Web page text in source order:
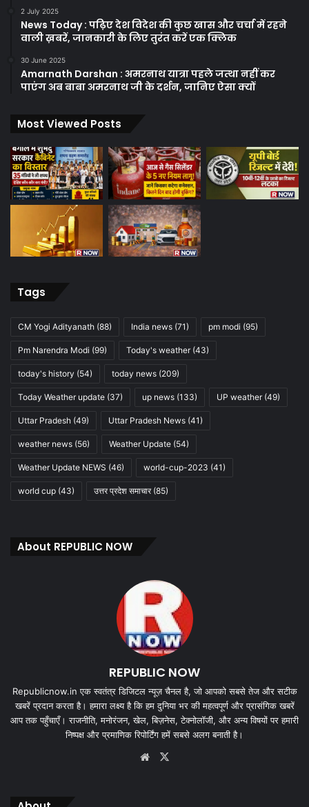
2 July 2025
News Today : पढ़िए देश विदेश की कुछ खास और चर्चा में रहने
वाली ख़बरें, जानकारी के लिए तुरंत करें एक क्लिक
30 June 2025
Amarnath Darshan : अमरनाथ यात्रा पहले जत्था नहीं कर
पाएंग अब बाबा अमरनाथ जी के दर्शन, जानिए ऐसा क्यों
Most Viewed Posts
Tags
CM Yogi Adityanath (88) India news (71) pm modi (95)
Pm Narendra Modi (99) Today's weather(43)
today's history (54) today news (209)
Today Weather update (37) up news (133) UP weather(49)
Uttar Pradesh (49) Uttar Pradesh News (41)
weather news (56) Weather Update (54)
Weather Update NEWS (46) world-cup-2023 (41)
world cup (43) उत्तर प्रदेश समाचार(85)
About REPUBLIC NOW
REPUBLIC NOW
Republicnow.in एक स्वतंत्र डिजिटल न्यूज़ चैनल है, जो आपको सबसे तेज और सटीक
खबरें प्रदान करता है। हमारा लक्ष्य है कि हम दुनिया भर की महत्वपूर्ण और प्रासंगिक खबरें
आप तक पहुँचाएँ। राजनीति, मनोरंजन, खेल, बिज़नेस, टेक्नोलॉजी, और अन्य विषयों पर हमारी
निष्पक्ष और प्रमाणिक रिपोर्टिंग हमें सबसे अलग बनाती है।
Website